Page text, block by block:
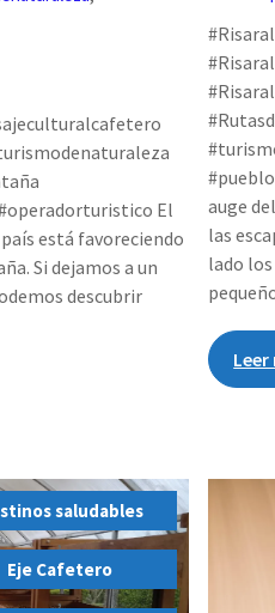
El
está favoreciendo
Si dejamos a un
descubrir
auge
las
lado
Leer
saludables
,
Eje Cafetero
,